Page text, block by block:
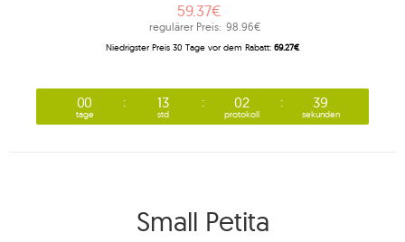
59.37€
regulärer Preis: 98.96€
Niedrigster Preis 30 Tage vor dem Rabatt: 69.27€
00
tage
13
std
02
protokoll
39
sekunden
Small Petita